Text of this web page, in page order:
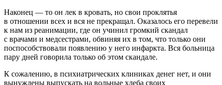
Наконец — то он лек в кровать, но свои проклятья
в отношении всех и вся не прекращал. Оказалось его перевели
к нам из реанимации, где он учинил громкий скандал
с врачами и медсестрами, обвиняя их в том, что только они
поспособствовали появлению у него инфаркта. Вся больница
пару дней говорила только об этом скандале.
К сожалению, в психиатрических клиниках денег нет, и они
вынуждены выпускать на вольные хлеба своих